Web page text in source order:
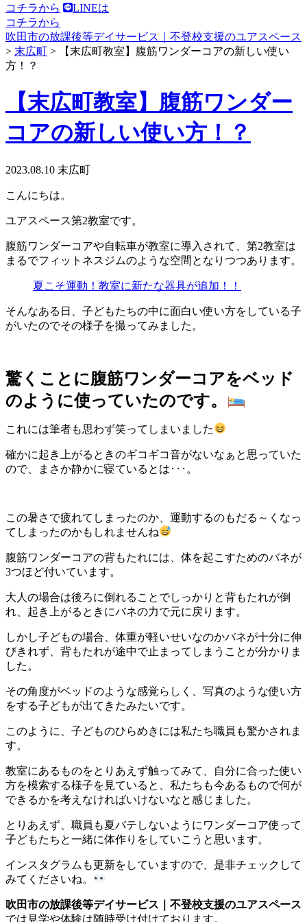
コチラから
LINEは
コチラから
吹田市の放課後等デイサービス｜不登校支援のユアスペース
> 末広町 >
【末広町教室】腹筋ワンダーコアの新しい使い
方！？
【末広町教室】腹筋ワンダー
コアの新しい使い方！？
2023.08.10 末広町
こんにちは。
ユアスペース第2教室です。
腹筋ワンダーコアや自転車が教室に導入されて、第2教室は
まるでフィットネスジムのような空間となりつつあります。
夏こそ運動！教室に新たな器具が追加！！
そんなある日、子どもたちの中に面白い使い方をしている子
がいたのでその様子を撮ってみました。
驚くことに腹筋ワンダーコアをベッド
のように使っていたのです。
これには筆者も思わず笑ってしまいました
確かに起き上がるときのギコギコ音がないなぁと思っていた
ので、まさか静かに寝ているとは･･･。
この暑さで疲れてしまったのか、運動するのもだる～くなっ
てしまったのかもしれませんね
腹筋ワンダーコアの背もたれには、体を起こすためのバネが
3つほど付いています。
大人の場合は後ろに倒れることでしっかりと背もたれが倒
れ、起き上がるときにバネの力で元に戻ります。
しかし子どもの場合、体重が軽いせいなのかバネが十分に伸
びきれず、背もたれが途中で止まってしまうことが分かりま
した。
その角度がベッドのような感覚らしく、写真のような使い方
をする子どもが出てきたみたいです。
このように、子どものひらめきには私たち職員も驚かされま
す。
教室にあるものをとりあえず触ってみて、自分に合った使い
方を模索する様子を見ていると、私たちも今あるもので何が
できるかを考えなければいけないなと感じました。
とりあえず、職員も夏バテしないようにワンダーコア使って
子どもたちと一緒に体作りをしていこうと思います。
インスタグラムも更新をしていますので、是非チェックして
みてくださいね。
吹田市の放課後等デイサービス｜不登校支援のユアスペース
では見学や体験は随時受け付けております。